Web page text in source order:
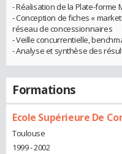
- Réalisation de la Plate-forme
- Conception de fiches «
réseau de concessionnaires
- Veille concurrentielle,
- Analyse et synthèse des
Formations
Ecole Supérieure De
Toulouse
1999 - 2002